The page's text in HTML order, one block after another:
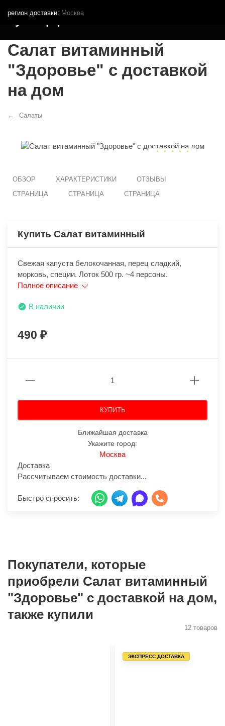
регион доставки: Москва
Кутья.рф
Салат витаминный
"Здоровье" с доставкой
на дом
Салаты
ОБЗОР ХАРАКТЕРИСТИКИ
ОТЗЫВЫ
СТРАНИЦА
СТРАНИЦА СТРАНИЦА
Купить Салат витаминный
Свежая капуста белокочанная, перец сладкий,
морковь, специи. Лоток 500 гр. ~4 персоны.
Полное описание
В наличии
490
КУПИТЬ
Ближайшая доставка
Укажите город:
Москва
Доставка
Рассчитываем стоимость доставки...
Быстро спросить:
Покупатели, которые
приобрели Салат витаминный
"Здоровье" с доставкой на дом,
также купили
12 товаров
ЭКСПРЕСС ДОСТАВКА